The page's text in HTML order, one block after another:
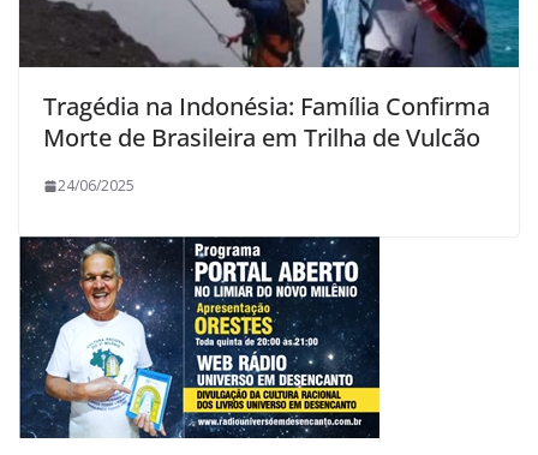
Tragédia na Indonésia: Família Confirma
Morte de Brasileira em Trilha de Vulcão
24/06/2025